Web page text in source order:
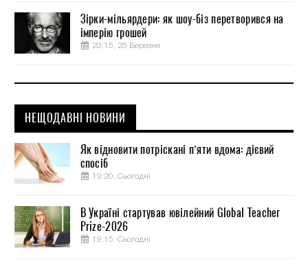
Зірки-мільярдери: як шоу-біз перетворився на
імперію грошей
23:15, 25 Березня
НЕЩОДАВНІ НОВИНИ
Як відновити потріскані п’яти вдома: дієвий
спосіб
19:20, Сьогодні
В Україні стартував ювілейний Global Teacher
Prize-2026
19:15, Сьогодні